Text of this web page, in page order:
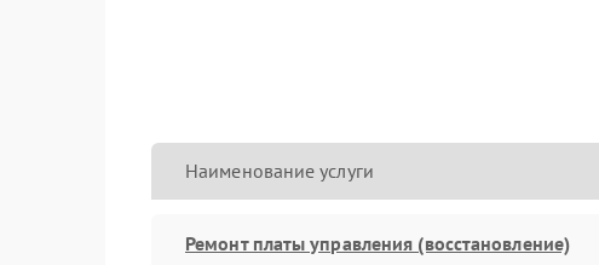
Наименование услуги
Ремонт платы управления (восстановление)